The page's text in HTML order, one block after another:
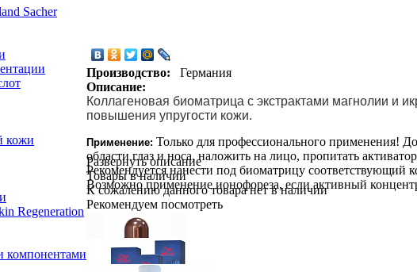
Sacher
кожи
Regeneration
компонентами
Производство:
Германия
Описание:
Коллагеновая биоматрица с экстрактами магнолии и
повышения упругости кожи.
Применение: Только для профессионального применения!
области глаз и носа, наложить на лицо, пропитать
Рекомендуется нанести под биоматрицу соответствующий
Возможно применение ионофореза, если активный
Развернуть описание
Товары в наличии
К сожалению данного товара нет в наличии
Рекомендуем посмотреть